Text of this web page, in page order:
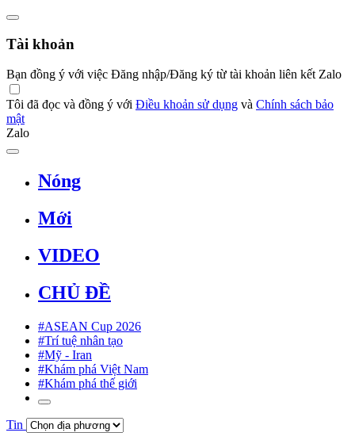
Tài khoản
Bạn đồng ý với việc Đăng nhập/Đăng ký từ tài khoản liên kết Zalo
Tôi đã đọc và đồng ý với Điều khoản sử dụng và Chính sách bảo
mật
Zalo
Nóng
Mới
VIDEO
CHỦ ĐỀ
#ASEAN Cup 2026
#Trí tuệ nhân tạo
#Mỹ - Iran
#Khám phá Việt Nam
#Khám phá thế giới
Tin